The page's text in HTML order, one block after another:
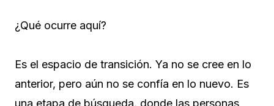
¿Qué ocurre aquí?
Es el espacio de transición. Ya no se cree en lo
anterior, pero aún no se confía en lo nuevo. Es
una etapa de búsqueda, donde las personas